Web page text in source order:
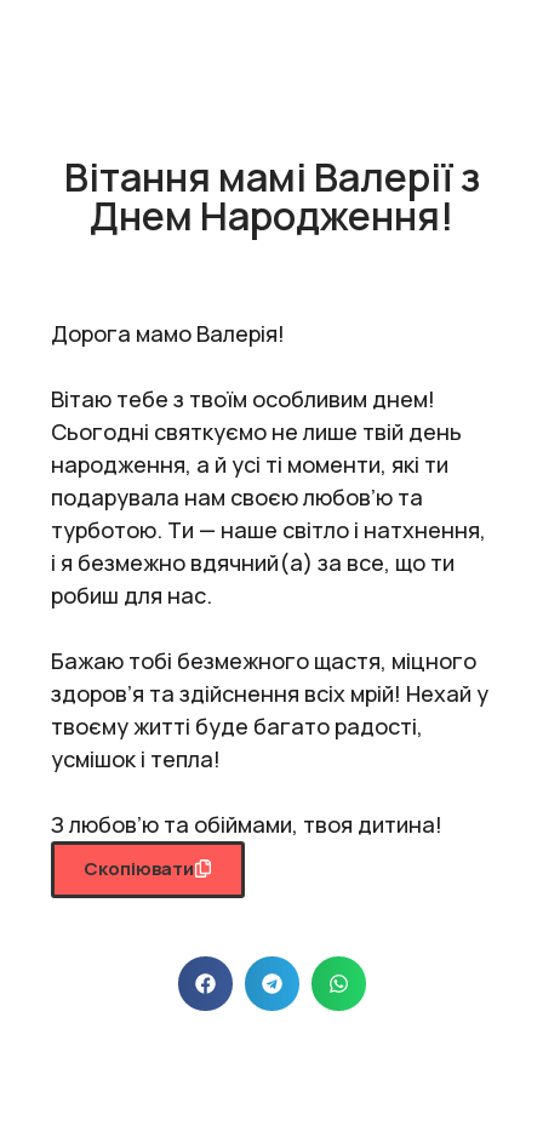
Вітання мамі Валерії з
Днем Народження!
Дорога мамо Валерія!
Вітаю тебе з твоїм особливим днем!
Сьогодні святкуємо не лише твій день
народження, а й усі ті моменти, які ти
подарувала нам своєю любов’ю та
турботою. Ти — наше світло і натхнення,
і я безмежно вдячний(а) за все, що ти
робиш для нас.
Бажаю тобі безмежного щастя, міцного
здоров’я та здійснення всіх мрій! Нехай у
твоєму житті буде багато радості,
усмішок і тепла!
З любов’ю та обіймами, твоя дитина!
Скопіювати